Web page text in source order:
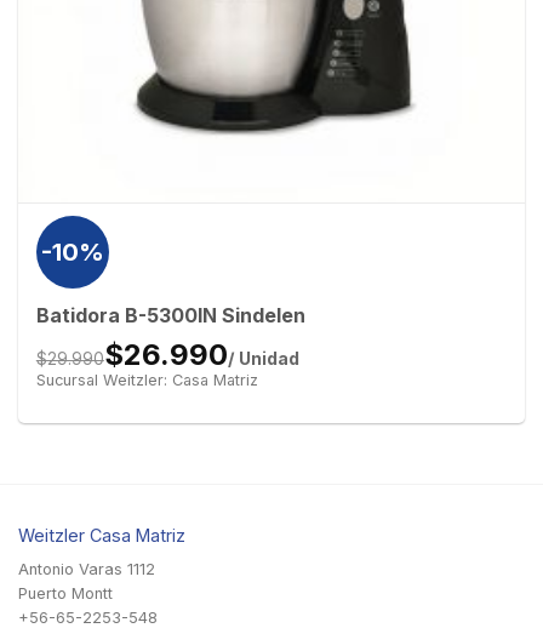
-10%
Batidora B-5300IN Sindelen
$29.990$26.990/ Unidad
Sucursal Weitzler: Casa Matriz
Weitzler Casa Matriz
Antonio Varas 1112
Puerto Montt
+56-65-2253-548